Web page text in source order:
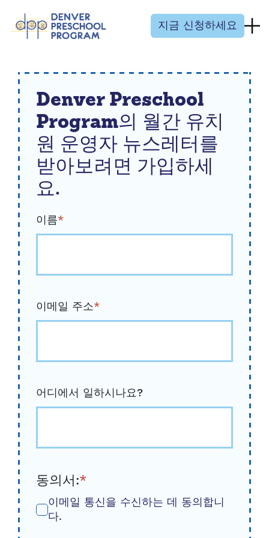
지금 신청하세요
Denver Preschool
Program의 월간 유치
원 운영자 뉴스레터를
받아보려면 가입하세
요.
이름*
이메일 주소*
어디에서 일하시나요?
동의서:*
이메일 통신을 수신하는 데 동의합니
다.